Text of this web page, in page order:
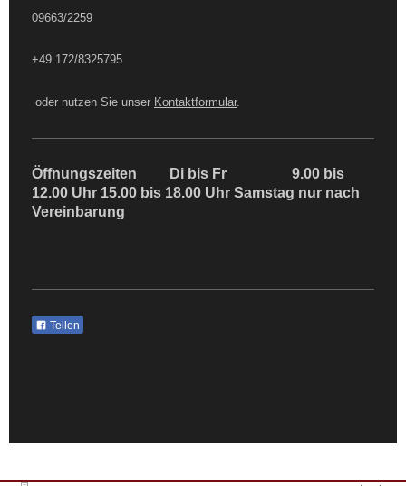
09663/2259
+49 172/8325795
oder nutzen Sie unser Kontaktformular.
Öffnungszeiten Di bis Fr 9.00 bis
12.00 Uhr 15.00 bis 18.00 Uhr Samstag nur nach
Vereinbarung
Teilen